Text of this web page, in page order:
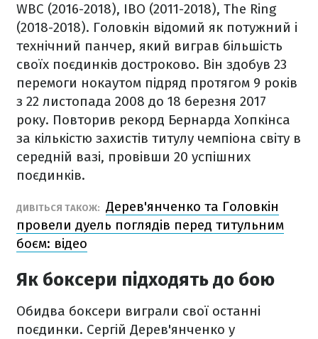
WBC (2016-2018), IBO (2011-2018), The Ring
(2018-2018). Головкін відомий як потужний і
технічний панчер, який виграв більшість
своїх поєдинків достроково. Він здобув 23
перемоги нокаутом підряд протягом 9 років
з 22 листопада 2008 до 18 березня 2017
року. Повторив рекорд Бернарда Хопкінса
за кількістю захистів титулу чемпіона світу в
середній вазі, провівши 20 успішних
поєдинків.
ДИВІТЬСЯ ТАКОЖ: Дерев'янченко та Головкін
провели дуель поглядів перед титульним
боєм: відео
Як боксери підходять до бою
Обидва боксери виграли свої останні
поєдинки. Сергій Дерев'янченко у